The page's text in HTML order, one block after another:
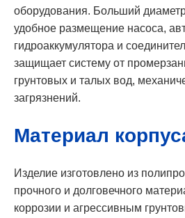
оборудования. Больший
удобное размещение насоса,
гидроаккумулятора и
защищает систему от
грунтовых и талых вод,
загрязнений.
Материал
Изделие изготовлено из
прочного и долговечного
коррозии и агрессивным